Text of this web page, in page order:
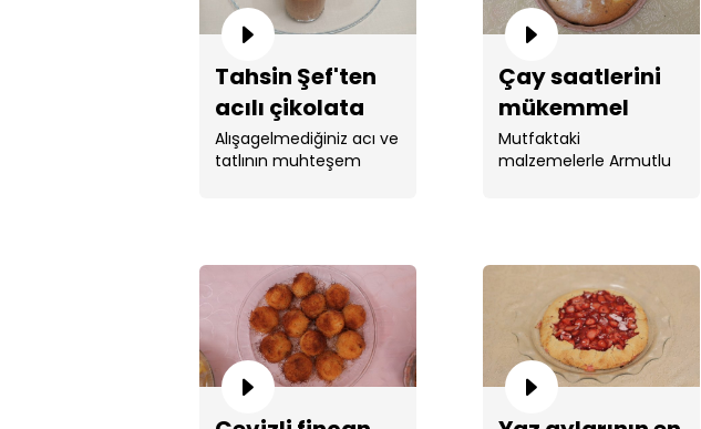
Tahsin Şef'ten
acılı çikolata
tarifi!
Alışagelmediğiniz acı ve
tatlının muhteşem
Çay saatlerini
mükemmel
kılacak şahane
Armutlu Kek!
Mutfaktaki
malzemelerle Armutlu